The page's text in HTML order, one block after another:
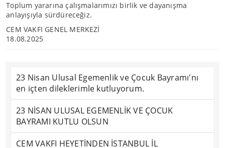
Toplum yararına çalışmalarımızı birlik ve dayanışma
anlayışıyla sürdüreceğiz.
CEM VAKFI GENEL MERKEZİ
18.08.2025
23 Nisan Ulusal Egemenlik ve Çocuk Bayramı'nı
en içten dileklerimle kutluyorum.
23 NİSAN ULUSAL EGEMENLİK VE ÇOCUK
BAYRAMI KUTLU OLSUN
CEM VAKFI HEYETİNDEN İSTANBUL İL